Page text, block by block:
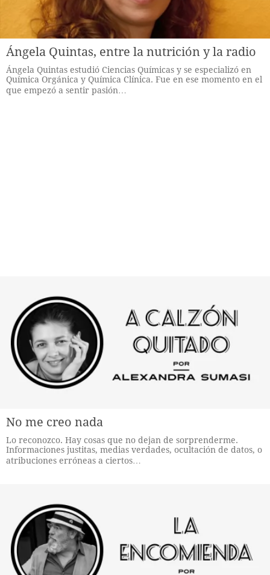
Ángela Quintas, entre la nutrición y la radio
Ángela Quintas estudió Ciencias Químicas y se especializó en
Química Orgánica y Química Clínica. Fue en ese momento en el
que empezó a sentir pasión…
No me creo nada
Lo reconozco. Hay cosas que no dejan de sorprenderme.
Informaciones justitas, medias verdades, ocultación de datos, o
atribuciones erróneas a ciertos…